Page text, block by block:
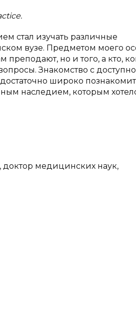
стал изучать различные
вузе. Предметом моего
преподают, но и того, а кто,
Знакомство с
широко
наследием, которым
доктор медицинских наук,